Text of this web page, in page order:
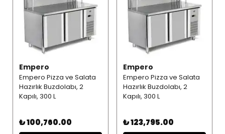
Empero
Empero Pizza ve Salata
Hazırlık Buzdolabı, 2
Kapılı, 300 L
₺ 100,760.00
Empero
Empero Pizza ve Salata
Hazırlık Buzdolabı, 2
Kapılı, 300 L
₺ 123,795.00